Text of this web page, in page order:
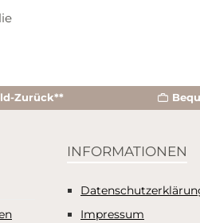
Zurück**
INFORMATIONEN
Impressum